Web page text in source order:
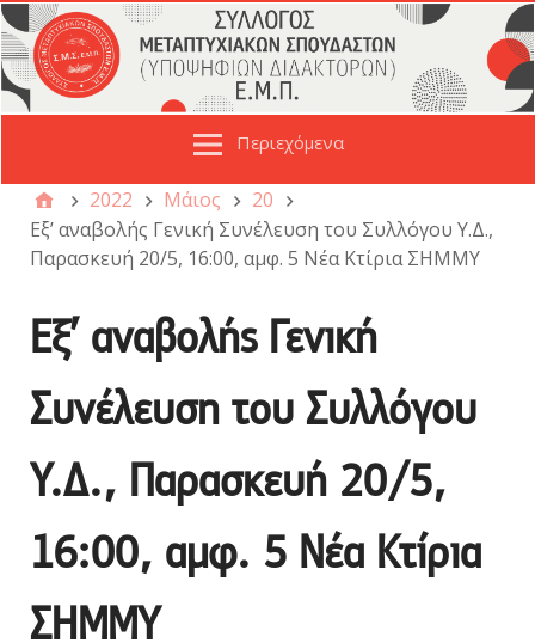
Περιεχόμενα
2022 Μάιος
20
Εξ’ αναβολής Γενική Συνέλευση του Συλλόγου Υ.Δ.,
Παρασκευή 20/5, 16:00, αμφ. 5 Νέα Κτίρια ΣΗΜΜΥ
Εξ’ αναβολής Γενική
Συνέλευση του Συλλόγου
Υ.Δ., Παρασκευή 20/5,
16:00, αμφ. 5 Νέα Κτίρια
ΣΗΜΜΥ